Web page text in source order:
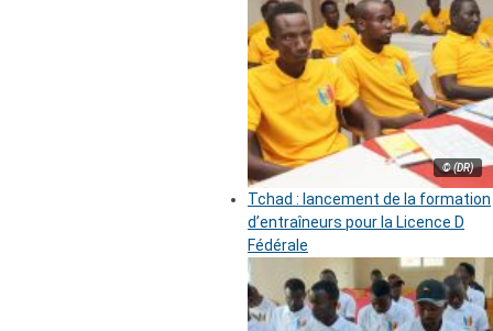
© (DR)
Tchad : lancement de la formation
d’entraîneurs pour la Licence D
Fédérale